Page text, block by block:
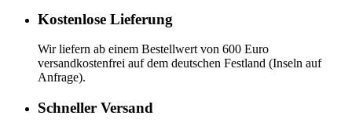
Kostenlose Lieferung
Wir liefern ab einem Bestellwert von 600 Euro
versandkostenfrei auf dem deutschen Festland (Inseln auf
Anfrage).
Schneller Versand